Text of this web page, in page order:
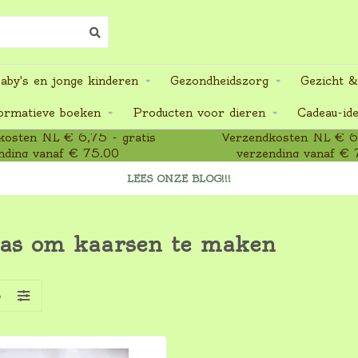
en jonge kinderen Gezondheidszorg Gezicht
boeken Producten voor dieren
Cadeau-
NL € 6,75 - gratis
vanaf € 75,00
Verzendkosten NL €
verzending vanaf €
LEES ONZE BLOG!!!
om kaarsen te maken